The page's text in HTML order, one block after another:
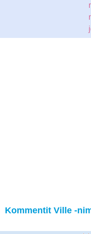
Kommentit Ville -